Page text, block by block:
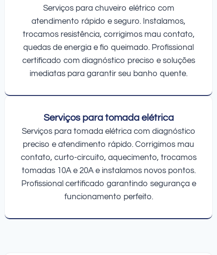
Serviços para chuveiro elétrico com
atendimento rápido e seguro. Instalamos,
trocamos resistência, corrigimos mau contato,
quedas de energia e fio queimado. Profissional
certificado com diagnóstico preciso e soluções
imediatas para garantir seu banho quente.
Serviços para tomada elétrica
Serviços para tomada elétrica com diagnóstico
preciso e atendimento rápido. Corrigimos mau
contato, curto-circuito, aquecimento, trocamos
tomadas 10A e 20A e instalamos novos pontos.
Profissional certificado garantindo segurança e
funcionamento perfeito.